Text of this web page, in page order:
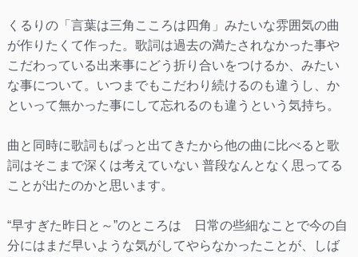
くるりの「言葉は三角こころは四角」みたいな雰囲気の曲
が作りたくて作った。歌詞は過去の満たされなかった事や
こだわっている出来事にどう折り合いをつけるか、みたい
な事について。いつまでもこだわり続けるのも違うし、か
といって無かった事にして忘れるのも違うという気持ち。
曲と同時に歌詞もぱっと出てきたから他の曲に比べると歌
詞はそこまで深くは考えていない 普段なんとなく思ってる
ことが出たのかと思います。
“早すぎた昨日と～”のところは 日常の些細なことで今の自
分にはまだ早いような気がしてやらなかったことが、しば